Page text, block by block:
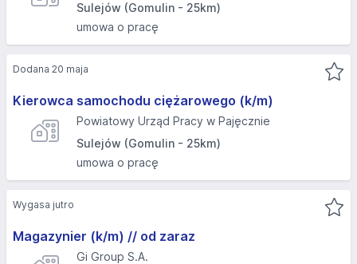
Sulejów (Gomulin - 25km)
umowa o pracę
Kierowca samochodu ciężarowego (k/m)
Powiatowy Urząd Pracy w Pajęcznie
Sulejów (Gomulin - 25km)
umowa o pracę
Dodana 20 maja
Magazynier (k/m) // od zaraz
Gi Group S.A.
Wygasa jutro